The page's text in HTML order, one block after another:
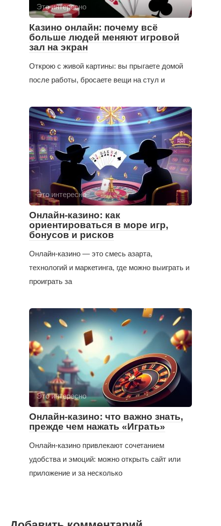
Это интересно
Казино онлайн: почему всё
больше людей меняют игровой
зал на экран
Открою с живой картины: вы прыгаете домой
после работы, бросаете вещи на стул и
Это интересно
Онлайн-казино: как
ориентироваться в море игр,
бонусов и рисков
Онлайн-казино — это смесь азарта,
технологий и маркетинга, где можно выиграть и
проиграть за
Это интересно
Онлайн-казино: что важно знать,
прежде чем нажать «Играть»
Онлайн-казино привлекают сочетанием
удобства и эмоций: можно открыть сайт или
приложение и за несколько